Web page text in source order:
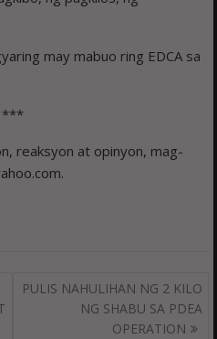
may mabuo ring EDCA sa
***
reaksyon at opinyon, mag-
PULIS NAHULIHAN NG 2 KILO
NG SHABU SA PDEA
OPERATION